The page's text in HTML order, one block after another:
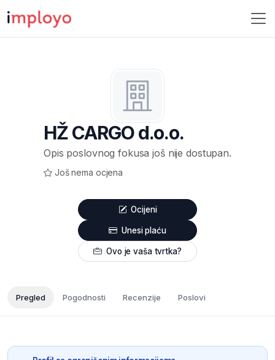
HŽ CARGO d.o.o.
Opis poslovnog fokusa još nije dostupan.
Još nema ocjena
Ocijeni
Unesi plaću
Ovo je vaša tvrtka?
Pregled Pogodnosti Recenzije Poslovi